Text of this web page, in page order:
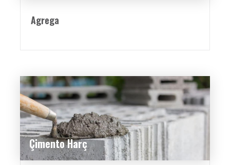
Agrega
Çimento Harç